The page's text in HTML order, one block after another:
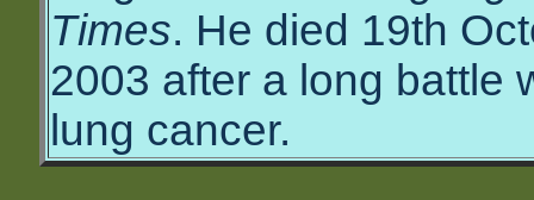
Times. He died 19th
2003 after a long battle
lung cancer.